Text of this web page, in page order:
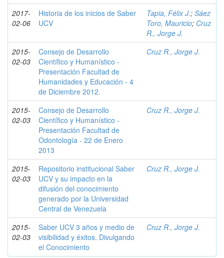
2017-
02-06
Historia de los inicios de Saber
UCV
Tapia, Félix J.; Sáez
Toro, Mauricio; Cruz
R., Jorge J.
2015-
02-03
Consejo de Desarrollo
Científico y Humanístico -
Presentación Facultad de
Humanidades y Educación - 4
de Diciembre 2012.
Cruz R., Jorge J.
2015-
02-03
Consejo de Desarrollo
Científico y Humanístico -
Presentación Facultad de
Odontología - 22 de Enero
2013
Cruz R., Jorge J.
2015-
02-03
Repositorio institucional Saber
UCV y su impacto en la
difusión del conocimiento
generado por la Universidad
Central de Venezuela
Cruz R., Jorge J.
2015-
02-03
Saber UCV 3 años y medio de
visibilidad y éxitos. Divulgando
el Conocimiento
Cruz R., Jorge J.